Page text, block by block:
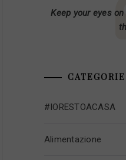
Keep your eyes
CATEGORIE
#IORESTOACASA
Alimentazione